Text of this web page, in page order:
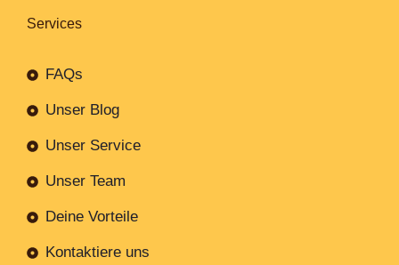
Services
FAQs
Unser Blog
Unser Service
Unser Team
Deine Vorteile
Kontaktiere uns